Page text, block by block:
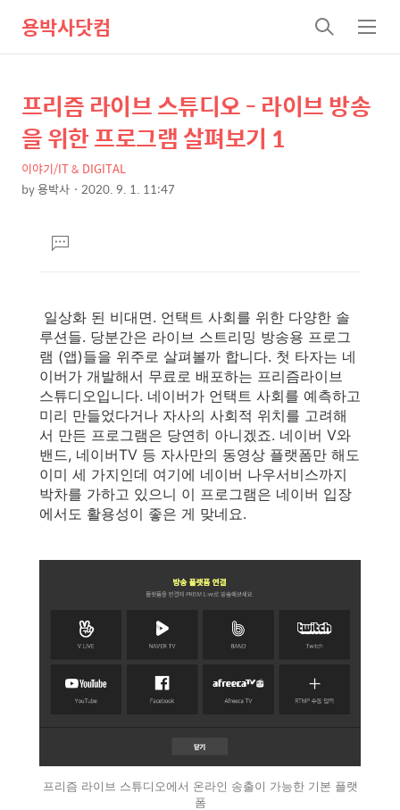
용박사닷컴
검
색
메
뉴
상
세
컨
텐
본
문
제
목
프리즘 라이브 스튜디오 - 라이브 방송
을 위한 프로그램 살펴보기 1
이야기/IT & DIGITAL
by용박사 2020. 9. 1. 11:47
댓
글
일상화 된 비대면. 언택트 사회를 위한 다양한 솔
루션들. 당분간은 라이브 스트리밍 방송용 프로그
램 (앱)들을 위주로 살펴볼까 합니다. 첫 타자는 네
이버가 개발해서 무료로 배포하는 프리즘라이브
스튜디오입니다. 네이버가 언택트 사회를 예측하고
미리 만들었다거나 자사의 사회적 위치를 고려해
서 만든 프로그램은 당연히 아니겠죠. 네이버 V와
밴드, 네이버TV 등 자사만의 동영상 플랫폼만 해도
이미 세 가지인데 여기에 네이버 나우서비스까지
박차를 가하고 있으니 이 프로그램은 네이버 입장
에서도 활용성이 좋은 게 맞네요.
프리즘 라이브 스튜디오에서 온라인 송출이 가능한 기본 플랫
폼